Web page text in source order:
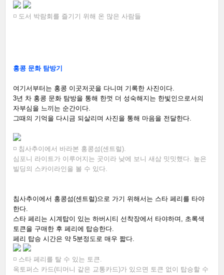
◽ 도서 박람회를 즐기기 위해 온 많은 사람들
홍콩 문화 탐방기
여기서부터는 홍콩 이곳저곳을 다니며 기록한 사진이다.
3년 차 홍콩 문화 탐방을 통해 한껏 더 성숙해지는 한빛인으로서의
자부심을 느끼는 순간이다.
그때의 기억을 다시금 되살리며 사진을 통해 마음을 전달한다.
◽ 침사추이에서 바라본 홍콩섬(센트럴).
심포니 라이트가 이루어지는 곳이라 낮에 보니 새삼 밋밋했다. 높은
빌딩의 스카이라인을 볼 수 있다.
침사추이에서 홍콩섬(센트럴)으로 가기 위해서는 스타 페리를 타야
한다.
스타 페리는 시계탑이 있는 하버시티 선착장에서 타야하며, 초록색
토큰을 구매한 후 페리에 탑승한다.
페리 탑승 시간은 약 5분정도로 매우 짧다.
◽ 스타 페리를 탈 수 있는 토큰.
옥토퍼스 카드(티머니 같은 교통카드)가 있으면 토큰 없이 탑승할 수